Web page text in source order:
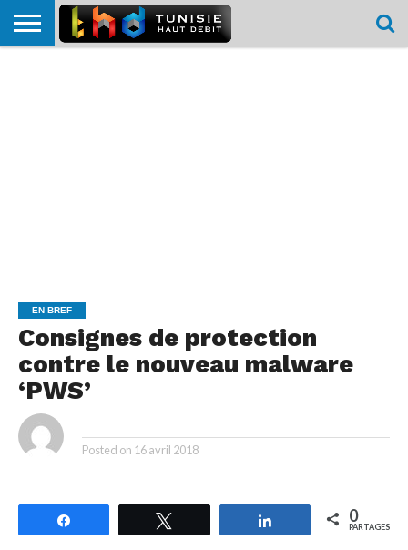
EN BREF
Consignes de protection
contre le nouveau malware
‘PWS’
Posted on 16 avril 2018
Partagez 0
PARTAGES